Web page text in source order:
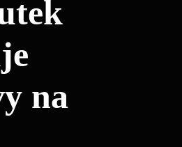
na